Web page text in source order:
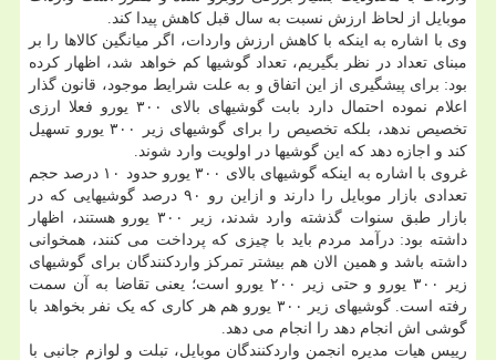
موبایل از لحاظ ارزش نسبت به سال قبل کاهش پیدا کند.
وی با اشاره به اینکه با کاهش ارزش واردات، اگر میانگین کالاها را بر
مبنای تعداد در نظر بگیریم، تعداد گوشیها کم خواهد شد، اظهار کرده
بود: برای پیشگیری از این اتفاق و به علت شرایط موجود، قانون گذار
اعلام نموده احتمال دارد بابت گوشیهای بالای ۳۰۰ یورو فعلا ارزی
تخصیص ندهد، بلکه تخصیص را برای گوشیهای زیر ۳۰۰ یورو تسهیل
کند و اجازه دهد که این گوشیها در اولویت وارد شوند.
غروی با اشاره به اینکه گوشیهای بالای ۳۰۰ یورو حدود ۱۰ درصد حجم
تعدادی بازار موبایل را دارند و ازاین رو ۹۰ درصد گوشیهایی که در
بازار طبق سنوات گذشته وارد شدند، زیر ۳۰۰ یورو هستند، اظهار
داشته بود: درآمد مردم باید با چیزی که پرداخت می کنند، همخوانی
داشته باشد و همین الان هم بیشتر تمرکز واردکنندگان برای گوشیهای
زیر ۳۰۰ یورو و حتی زیر ۲۰۰ یورو است؛ یعنی تقاضا به آن سمت
رفته است. گوشیهای زیر ۳۰۰ یورو هم هر کاری که یک نفر بخواهد با
گوشی اش انجام دهد را انجام می دهد.
رییس هیات مدیره انجمن واردکنندگان موبایل، تبلت و لوازم جانبی با